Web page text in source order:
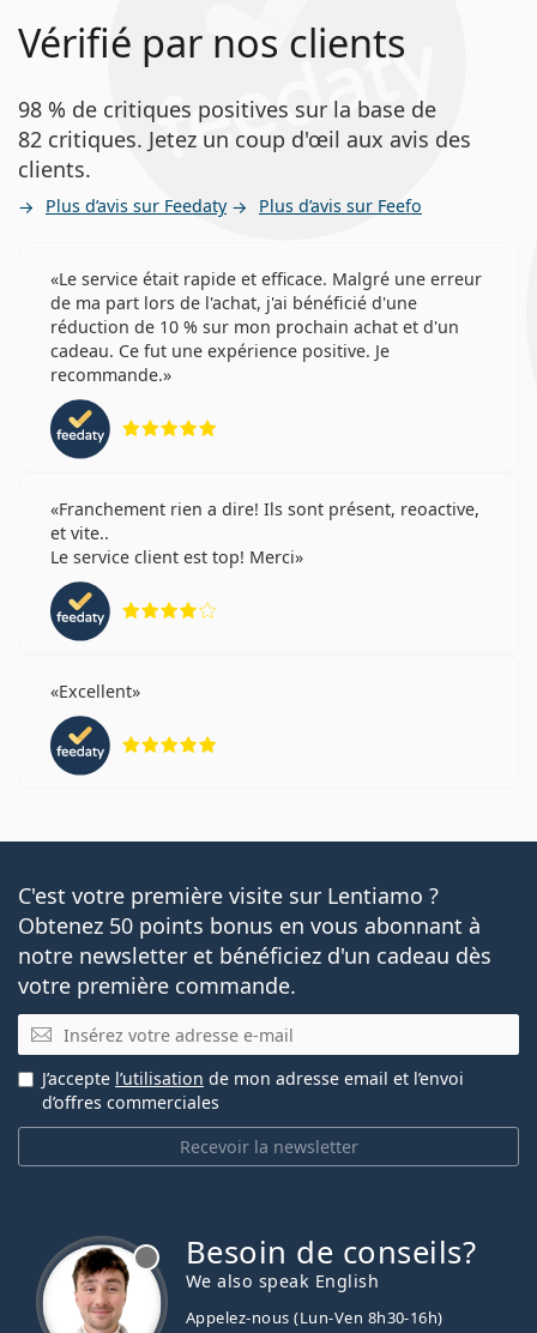
Vérifié par nos clients
98 % de critiques positives sur la base de
82 critiques. Jetez un coup d'œil aux avis des
clients.
Plus d’avis sur Feedaty Plus d’avis sur Feefo
Le service était rapide et efficace. Malgré une erreur
de ma part lors de l'achat, j'ai bénéficié d'une
réduction de 10 % sur mon prochain achat et d'un
cadeau. Ce fut une expérience positive. Je
recommande.
Franchement rien a dire! Ils sont présent, reoactive,
et vite..
Le service client est top! Merci
Excellent
C'est votre première visite sur Lentiamo ?
Obtenez 50 points bonus en vous abonnant à
notre newsletter et bénéficiez d'un cadeau dès
votre première commande.
E-mail
Recevoir la newsletter
J’accepte l’utilisation de mon adresse email et l’envoi
d’offres commerciales
Besoin de conseils?
We also speak English
Appelez-nous (Lun-Ven 8h30-16h)